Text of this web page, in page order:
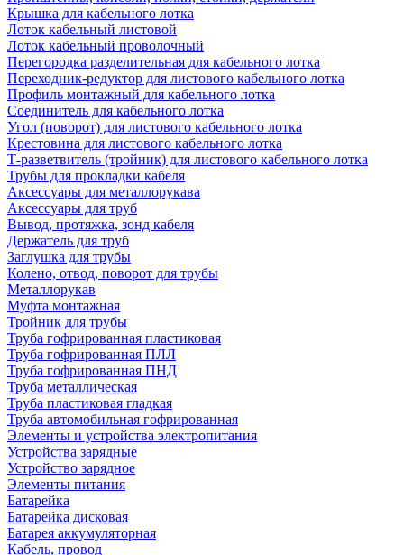
Крышка для кабельного лотка
Лоток кабельный листовой
Лоток кабельный проволочный
Перегородка разделительная для кабельного лотка
Переходник-редуктор для листового кабельного лотка
Профиль монтажный для кабельного лотка
Соединитель для кабельного лотка
Угол (поворот) для листового кабельного лотка
Крестовина для листового кабельного лотка
Т-разветвитель (тройник) для листового кабельного лотка
Трубы для прокладки кабеля
Аксессуары для металлорукава
Аксессуары для труб
Вывод, протяжка, зонд кабеля
Держатель для труб
Заглушка для трубы
Колено, отвод, поворот для трубы
Металлорукав
Муфта монтажная
Тройник для трубы
Труба гофрированная пластиковая
Труба гофрированная ПЛЛ
Труба гофрированная ПНД
Труба металлическая
Труба пластиковая гладкая
Труба автомобильная гофрированная
Элементы и устройства электропитания
Устройства зарядные
Устройство зарядное
Элементы питания
Батарейка
Батарейка дисковая
Батарея аккумуляторная
Кабель, провод